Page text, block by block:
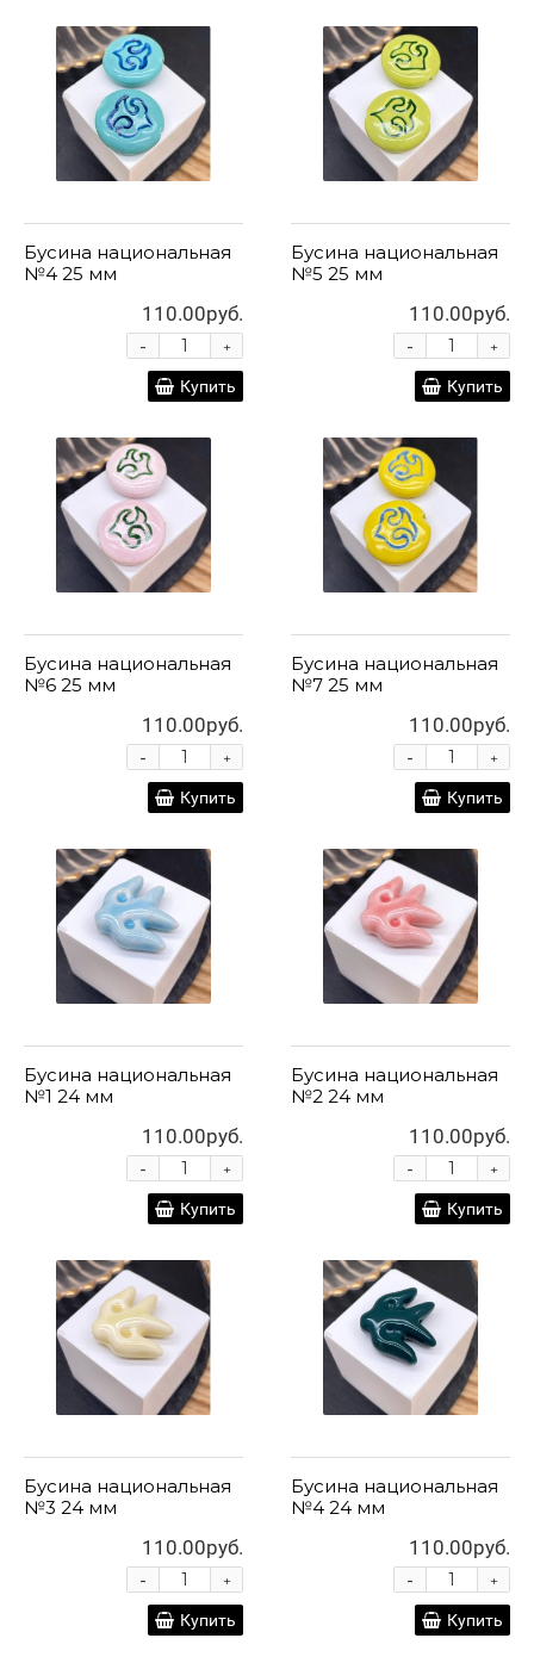
Бусина национальная
№4 25 мм
110.00руб.
+
-
Купить
Бусина национальная
№5 25 мм
110.00руб.
+
-
Купить
Бусина национальная
№6 25 мм
110.00руб.
+
-
Купить
Бусина национальная
№7 25 мм
110.00руб.
+
-
Купить
Бусина национальная
№1 24 мм
110.00руб.
+
-
Купить
Бусина национальная
№2 24 мм
110.00руб.
+
-
Купить
Бусина национальная
№3 24 мм
110.00руб.
+
-
Купить
Бусина национальная
№4 24 мм
110.00руб.
+
-
Купить